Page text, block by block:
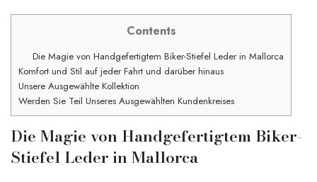
Contents
Die Magie von Handgefertigtem Biker-Stiefel Leder in Mallorca
Komfort und Stil auf jeder Fahrt und darüber hinaus
Unsere Ausgewählte Kollektion
Werden Sie Teil Unseres Ausgewählten Kundenkreises
Die Magie von Handgefertigtem Biker-
Stiefel Leder in Mallorca